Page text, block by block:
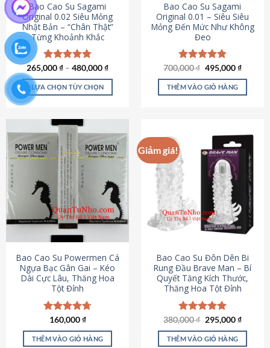
Bao Cao Su Sagami
Original 0.02 Siêu Mỏng
Nhật Bản – “Chân Thật”
Từng Khoảnh Khắc
Được xếp
hạng4.87
5 sao
265,000₫ – 480,000₫
LỰA CHỌN TÙY CHỌN
này
có
nhiều
biến
thể.
Các
tùy
chọn
có
chọn
trên
trang
sản
phẩm
Bao Cao Su Sagami
Original 0.01 – Siêu Siêu
Mỏng Đến Mức Như Không
Đeo
Được xếp
hạng4.83
5 sao
700,000₫ Giá
là:
700,000 ₫.
495,000₫Giá
tại
THÊM VÀO GIỎ HÀNG
Bao Cao Su Powermen Cá
Ngựa Bạc Gân Gai – Kéo
Dài Cực Lâu, Thăng Hoa
Tột Đỉnh
Được xếp
hạng4.73
5 sao
160,000₫
THÊM VÀO GIỎ HÀNG
Giảm giá!
Bao Cao Su Đôn Dên Bi
Rung Đầu Brave Man – Bí
Quyết Tăng Kích Thước,
Thăng Hoa Tột Đỉnh
Được xếp
hạng5.00
5 sao
380,000₫ Giá
là:
380,000 ₫.
295,000₫Giá
tại
THÊM VÀO GIỎ HÀNG